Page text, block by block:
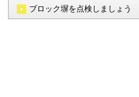
ブロック塀を点検しましょう